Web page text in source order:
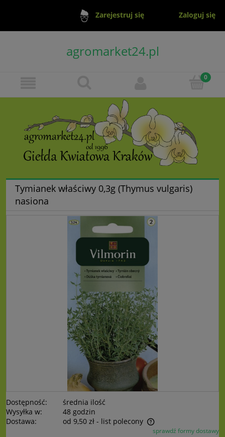
Zarejestruj się Zaloguj się
agromarket24.pl
Tymianek właściwy 0,3g (Thymus vulgaris)
nasiona
Dostępność:
średnia ilość
Wysyłka w:
48 godzin
Dostawa:
od 9,50 zł - list polecony
Cena nie zawiera ewentualnych kosztów płatnościsprawdź formy dostawy